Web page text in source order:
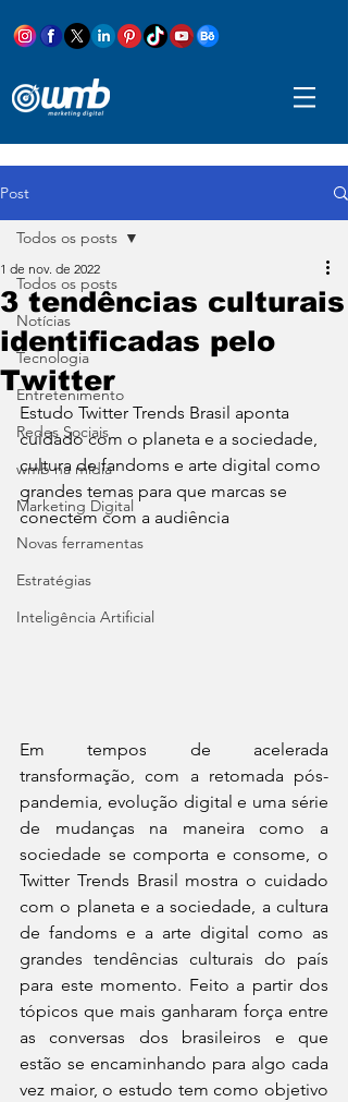
Post
Todos os posts
Notícias
Tecnologia
Entretenimento
Redes Sociais
wmb na mídia
Marketing Digital
Novas ferramentas
Estratégias
Inteligência Artificial
Todos os posts
3 tendências culturais
identificadas pelo
Twitter
1 de nov. de 2022
Estudo Twitter Trends Brasil aponta
cuidado com o planeta e a sociedade,
cultura de fandoms e arte digital como
grandes temas para que marcas se
conectem com a audiência
Em tempos de acelerada
transformação, com a retomada pós-
pandemia, evolução digital e uma série
de mudanças na maneira como a
sociedade se comporta e consome, o
Twitter Trends Brasil mostra o cuidado
com o planeta e a sociedade, a cultura
de fandoms e a arte digital como as
grandes tendências culturais do país
para este momento. Feito a partir dos
tópicos que mais ganharam força entre
as conversas dos brasileiros e que
estão se encaminhando para algo cada
vez maior, o estudo tem como objetivo